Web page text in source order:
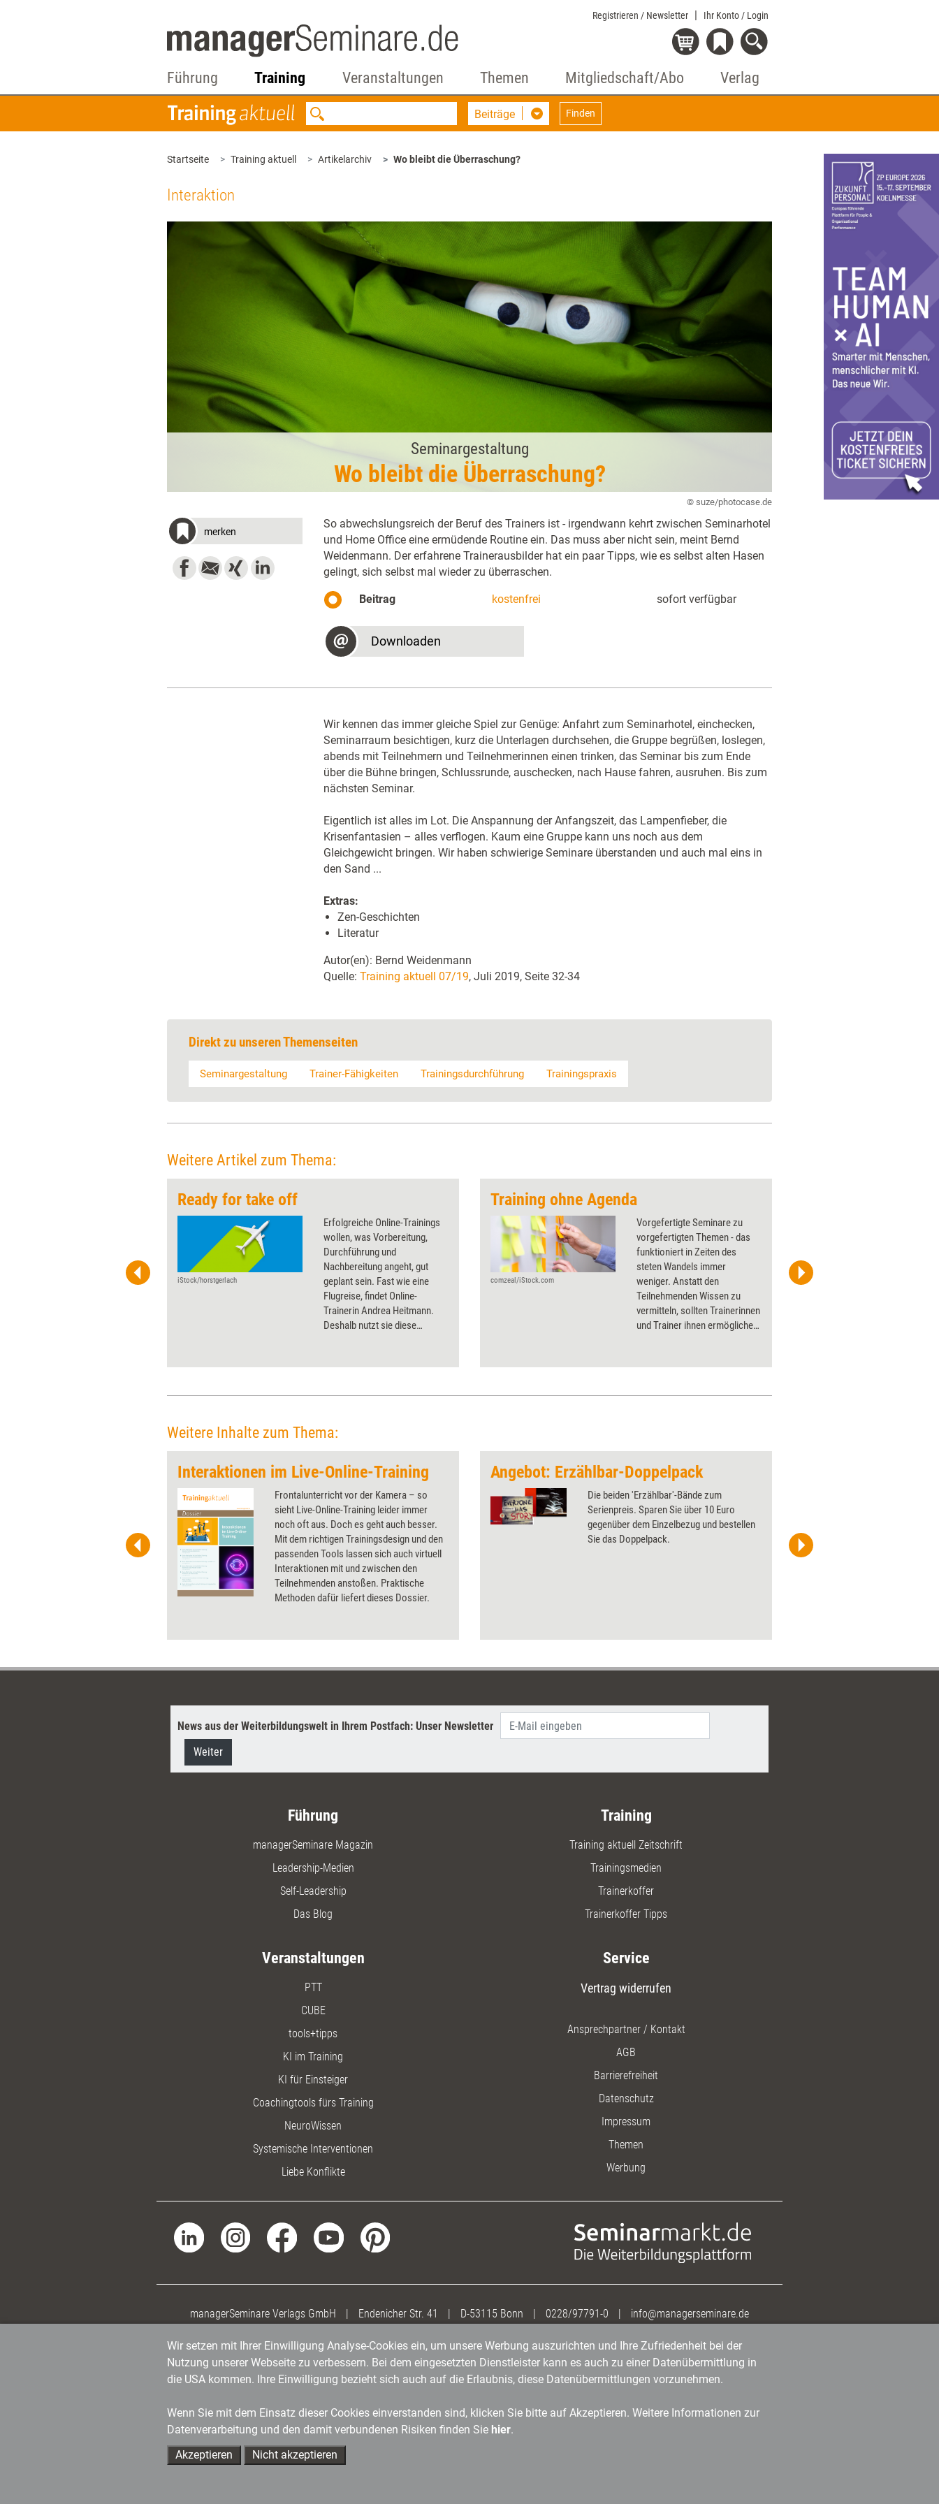
Registrieren / Newsletter Ihr Konto / Login
Führung Training Veranstaltungen Themen Mitgliedschaft/Abo Verlag
Beiträge Finden
Startseite Training aktuell Artikelarchiv Wo bleibt die ­Überraschung?
Interaktion
Seminargestaltung
Wo bleibt die ­Überraschung?
© suze/photocase.de
merken
So abwechslungsreich der Beruf des Trainers ist - irgendwann kehrt zwischen Seminarhotel
und Home Office eine ermüdende Routine ein. Das muss aber nicht sein, meint Bernd
Weidenmann. Der erfahrene Trainerausbilder hat ein paar Tipps, wie es selbst alten Hasen
gelingt, sich selbst mal wieder zu überraschen.
Beitrag kostenfrei sofort verfügbar
Downloaden
Wir kennen das immer gleiche Spiel zur Genüge: Anfahrt zum Seminarhotel, einchecken,
Seminarraum besichtigen, kurz die Unterlagen durchsehen, die Gruppe begrüßen, loslegen,
abends mit Teilnehmern und Teilnehmerinnen einen trinken, das Seminar bis zum Ende
über die Bühne bringen, Schlussrunde, auschecken, nach Hause fahren, ausruhen. Bis zum
nächsten Seminar.
Eigentlich ist alles im Lot. Die Anspannung der Anfangszeit, das Lampenfieber, die
Krisenfanta­sien – alles verflogen. Kaum eine Gruppe kann uns noch aus dem
Gleichgewicht bringen. Wir haben schwierige Seminare überstanden und auch mal eins in
den Sand ...
Extras:
Zen-Geschichten
Literatur
Autor(en): Bernd Weidenmann
Quelle: Training aktuell 07/19, Juli 2019, Seite 32-34
Direkt zu unseren Themenseiten
Seminargestaltung Trainer-Fähigkeiten Trainingsdurchführung Trainingspraxis
Weitere Artikel zum Thema:
Ready for take off
iStock/horstgerlach
Erfolgreiche Online-Trainings
wollen, was Vorbereitung,
Durchführung und
Nachbereitung angeht, gut
geplant sein. Fast wie eine
Flugreise, findet Online-
Trainerin Andrea Heitmann.
Deshalb nutzt sie diese
gute Organisation zu einem
macht.
Training ohne Agenda
comzeal/iStock.com
Vorgefertigte Seminare zu
vorgefertigten Themen - das
funktioniert in Zeiten des
steten Wandels immer
weniger. Anstatt den
Teilnehmenden Wissen zu
vermitteln, sollten Trainerinnen
und Trainer ihnen ermöglichen,
funktioniert, Seminare für die
VUKA-Welt fit zu machen,
HollyHarry / iStock
Weitere Inhalte zum Thema:
Interaktionen im Live-Online-Training
Frontalunterricht vor der Kamera – so
sieht Live-Online-Training leider immer
noch oft aus. Doch es geht auch besser.
Mit dem richtigen Trainingsdesign und den
passenden Tools lassen sich auch virtuell
Interaktionen mit und zwischen den
Teilnehmenden anstoßen. Praktische
Methoden dafür liefert dieses Dossier.
Angebot: Erzählbar-Doppelpack
Die beiden 'Erzählbar'-Bände zum
Serienpreis. Sparen Sie über 10 Euro
gegenüber dem Einzelbezug und bestellen
Sie das Doppelpack.
News aus der Weiterbildungswelt in Ihrem Postfach: Unser Newsletter
Weiter
Führung
managerSeminare Magazin
Leadership-Medien
Self-Leadership
Das Blog
Training
Training aktuell Zeitschrift
Trainingsmedien
Trainerkoffer
Trainerkoffer Tipps
Veranstaltungen
PTT
CUBE
tools+tipps
KI im Training
KI für Einsteiger
Coachingtools fürs Training
NeuroWissen
Systemische Interventionen
Liebe Konflikte
Service
Vertrag widerrufen
Ansprechpartner / Kontakt
AGB
Barrierefreiheit
Datenschutz
Impressum
Themen
Werbung
managerSeminare Verlags GmbH | Endenicher Str. 41 | D-53115 Bonn | 0228/97791-0 | info@managerseminare.de
Wir setzen mit Ihrer Einwilligung Analyse-Cookies ein, um unsere Werbung auszurichten und Ihre Zufriedenheit bei der
Nutzung unserer Webseite zu verbessern. Bei dem eingesetzten Dienstleister kann es auch zu einer Datenübermittlung in
die USA kommen. Ihre Einwilligung bezieht sich auch auf die Erlaubnis, diese Datenübermittlungen vorzunehmen.
Wenn Sie mit dem Einsatz dieser Cookies einverstanden sind, klicken Sie bitte auf Akzeptieren. Weitere Informationen zur
Datenverarbeitung und den damit verbundenen Risiken finden Sie hier.
Akzeptieren
Nicht akzeptieren